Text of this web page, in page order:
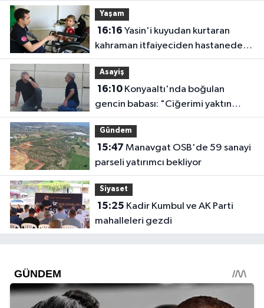
Yaşam
16:16
kahraman itfaiyeciden hastanede
ziyaret
Asayiş
16:10Konyaaltı'nda boğulan
gencin babası: "Ciğerimi yaktın
babam"
Gündem
15:47
parseli yatırımcı bekliyor
Siyaset
15:25
mahalleleri gezdi